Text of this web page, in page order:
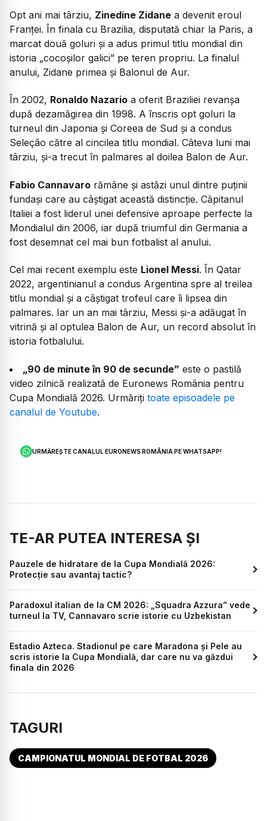
Opt ani mai târziu, Zinedine Zidane a devenit eroul
Franței. În finala cu Brazilia, disputată chiar la Paris, a
marcat două goluri și a adus primul titlu mondial din
istoria „cocoșilor galici” pe teren propriu. La finalul
anului, Zidane primea și Balonul de Aur.
În 2002, Ronaldo Nazario a oferit Braziliei revanșa
după dezamăgirea din 1998. A înscris opt goluri la
turneul din Japonia și Coreea de Sud și a condus
Seleção către al cincilea titlu mondial. Câteva luni mai
târziu, și-a trecut în palmares al doilea Balon de Aur.
Fabio Cannavaro rămâne și astăzi unul dintre puținii
fundași care au câștigat această distincție. Căpitanul
Italiei a fost liderul unei defensive aproape perfecte la
Mondialul din 2006, iar după triumful din Germania a
fost desemnat cel mai bun fotbalist al anului.
Cel mai recent exemplu este Lionel Messi. În Qatar
2022, argentinianul a condus Argentina spre al treilea
titlu mondial și a câștigat trofeul care îi lipsea din
palmares. Iar un an mai târziu, Messi și-a adăugat în
vitrină și al optulea Balon de Aur, un record absolut în
istoria fotbalului.
„90 de minute în 90 de secunde” este o pastilă
video zilnică realizată de Euronews România pentru
Cupa Mondială 2026. Urmăriți toate episoadele pe
canalul de Youtube.
URMĂREȘTE CANALUL EURONEWS ROMÂNIA PE WHATSAPP!
TE-AR PUTEA INTERESA ȘI
Pauzele de hidratare de la Cupa Mondială 2026:
Protecție sau avantaj tactic?
Paradoxul italian de la CM 2026: „Squadra Azzura” vede
turneul la TV, Cannavaro scrie istorie cu Uzbekistan
Estadio Azteca. Stadionul pe care Maradona și Pele au
scris istorie la Cupa Mondială, dar care nu va găzdui
finala din 2026
TAGURI
CAMPIONATUL MONDIAL DE FOTBAL 2026